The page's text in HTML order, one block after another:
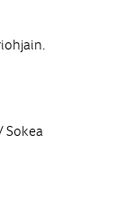
Sokea